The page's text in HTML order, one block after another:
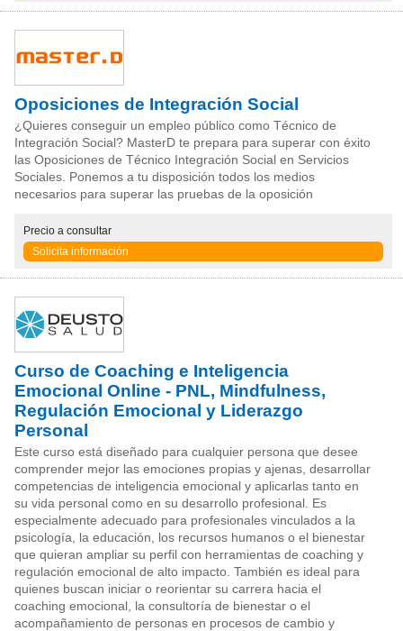
Oposiciones de Integración Social
¿Quieres conseguir un empleo público como Técnico de
Integración Social? MasterD te prepara para superar con éxito
las Oposiciones de Técnico Integración Social en Servicios
Sociales. Ponemos a tu disposición todos los medios
necesarios para superar las pruebas de la oposición
Precio a consultar
Solicita información
Curso de Coaching e Inteligencia
Emocional Online - PNL, Mindfulness,
Regulación Emocional y Liderazgo
Personal
Este curso está diseñado para cualquier persona que desee
comprender mejor las emociones propias y ajenas, desarrollar
competencias de inteligencia emocional y aplicarlas tanto en
su vida personal como en su desarrollo profesional. Es
especialmente adecuado para profesionales vinculados a la
psicología, la educación, los recursos humanos o el bienestar
que quieran ampliar su perfil con herramientas de coaching y
regulación emocional de alto impacto. También es ideal para
quienes buscan iniciar o reorientar su carrera hacia el
coaching emocional, la consultoría de bienestar o el
acompañamiento de personas en procesos de cambio y